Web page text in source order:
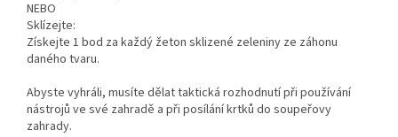
NEBO
Sklízejte:
Získejte 1 bod za každý žeton sklizené zeleniny ze záhonu
daného tvaru.
Abyste vyhráli, musíte dělat taktická rozhodnutí při používání
nástrojů ve své zahradě a při posílání krtků do soupeřovy
zahrady.